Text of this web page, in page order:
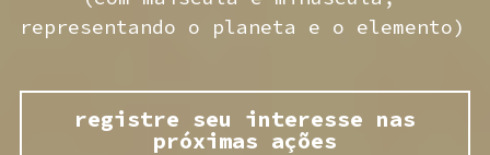
registre seu interesse nas
próximas ações